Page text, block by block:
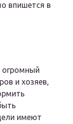
впишется в
огромный
и хозяев,
имеют